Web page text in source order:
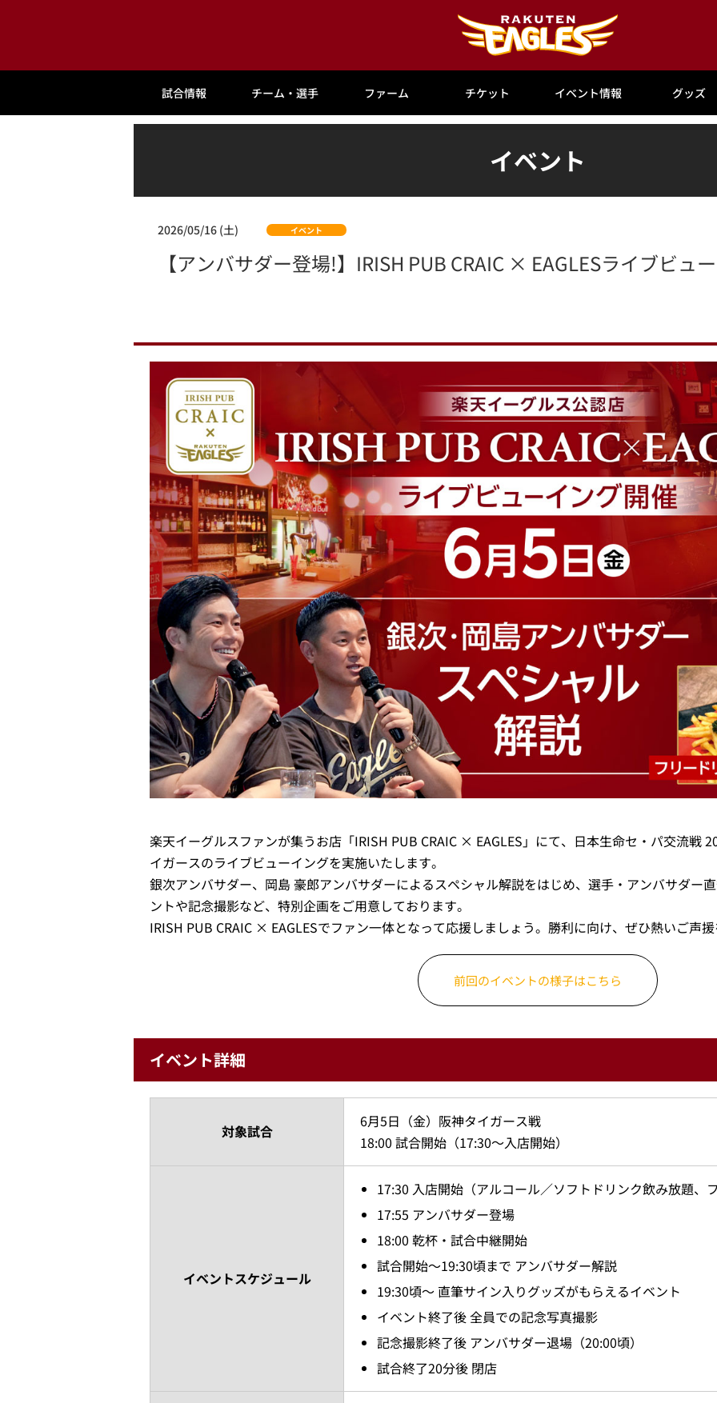
試合情報 チーム・選手 ファーム チケット イベント情報 グッズ
イベント
2026/05/16 (土) イベント
【アンバサダー登場!】IRISH PUB CRAIC × EAGLESライブビュ
楽天イーグルスファンが集うお店「IRISH PUB CRAIC × EAGLES」にて、日本生命セ・パ交流戦
イガースのライブビューイングを実施いたします。
銀次アンバサダー、岡島 豪郎アンバサダーによるスペシャル解説をはじめ、選手・アンバサダー
ントや記念撮影など、特別企画をご用意しております。
IRISH PUB CRAIC × EAGLESでファン一体となって応援しましょう。勝利に向け、ぜひ熱いご声
前回のイベントの様子はこちら
イベント詳細
対象試合
6月5日（金）阪神タイガース戦
18:00 試合開始（17:30～入店開始）
イベントスケジュール
17:30 入店開始（アルコール／ソフトドリンク飲み放題、
17:55 アンバサダー登場
18:00 乾杯・試合中継開始
試合開始～19:30頃まで アンバサダー解説
19:30頃～ 直筆サイン入りグッズがもらえるイベント
イベント終了後 全員での記念写真撮影
記念撮影終了後 アンバサダー退場（20:00頃）
試合終了20分後 閉店